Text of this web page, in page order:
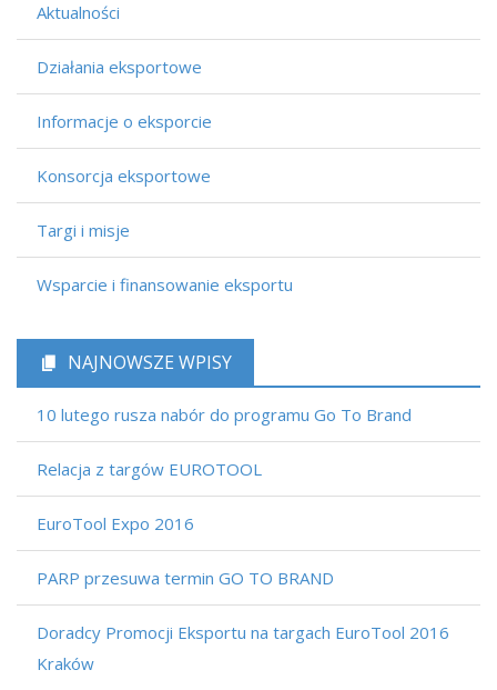
Aktualności
Działania eksportowe
Informacje o eksporcie
Konsorcja eksportowe
Targi i misje
Wsparcie i finansowanie eksportu
NAJNOWSZE WPISY
10 lutego rusza nabór do programu Go To Brand
Relacja z targów EUROTOOL
EuroTool Expo 2016
PARP przesuwa termin GO TO BRAND
Doradcy Promocji Eksportu na targach EuroTool 2016
Kraków